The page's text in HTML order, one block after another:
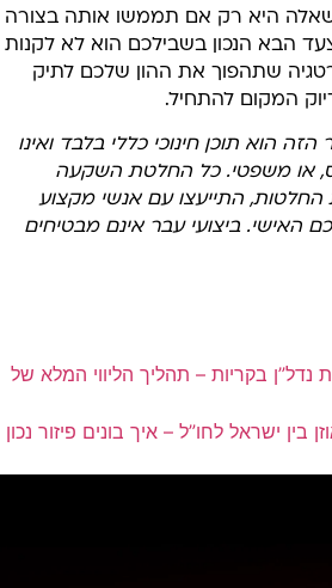
היא רק אם תממשו אותה בצורה
הבא הנכון בשבילכם הוא לא לקנות
שתהפוך את ההון שלכם לתיק
המקום להתחיל.
הוא תוכן חינוכי כללי בלבד ואינו
או משפטי. כל החלטת השקעה
החלטות, התייעצו עם אנשי מקצוע
האישי. ביצועי עבר אינם מבטיחים
נדל”ן בקריות – תהליך הליווי המלא של
בין ישראל לחו”ל – איך בונים פיזור נכון